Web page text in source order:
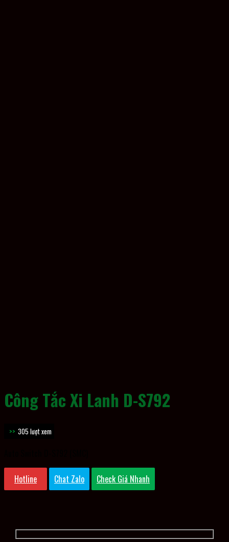
Công Tắc Xi Lanh D-S792
305 lượt xem
Hotline Chat Zalo Check Giá Nhanh